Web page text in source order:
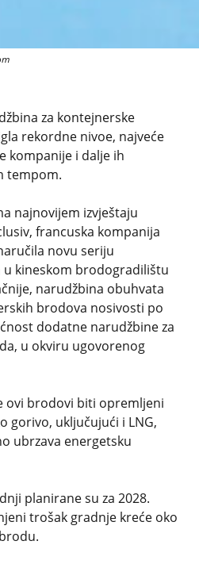
za kontejnerske
rekordne nivoe, najveće
kompanije i dalje ih
tempom.
najnovijem izvještaju
francuska kompanija
novu seriju
kineskom brodogradilištu
narudžbina obuhvata
brodova nosivosti po
dodatne narudžbine za
u okviru ugovorenog
ovi brodovi biti opremljeni
gorivo, uključujući i LNG,
ubrzava energetsku
planirane su za 2028.
trošak gradnje kreće oko